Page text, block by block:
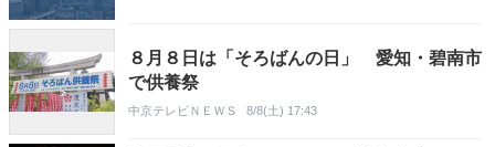
８月８日は「そろばんの日」 愛知・碧南市
で供養祭
中京テレビＮＥＷＳ 8/8(土) 17:43